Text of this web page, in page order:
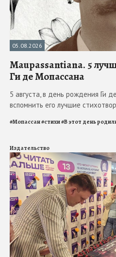
05.08.2026
Maupassantiana. 5
Ги де Мопассана
5 августа, в день рождения Ги
вспомнить его лучшие
#Мопассан#стихи#В этот день
Издательство